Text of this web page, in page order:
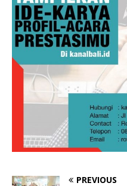
PREVIOUS